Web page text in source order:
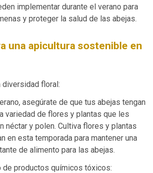
implementar durante el verano para
y proteger la salud de las abejas.
una apicultura sostenible en
diversidad floral:
asegúrate de que tus abejas tengan
variedad de flores y plantas que les
néctar y polen. Cultiva flores y plantas
en esta temporada para mantener una
de alimento para las abejas.
de productos químicos tóxicos: